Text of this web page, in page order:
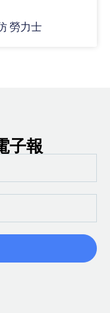
勞力士
子報